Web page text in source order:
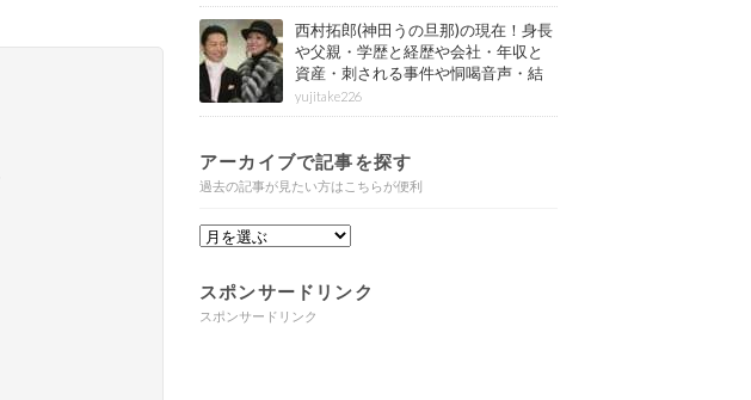
西村拓郎(神田うの旦那)の現在！身長
や父親・学歴と経歴や会社・年収と
資産・刺される事件や恫喝音声・結
婚と子供や自宅・脳梗塞の病気もま
とめ
yujitake226
アーカイブで記事を探す
過去の記事が見たい方はこちらが便利
スポンサードリンク
スポンサードリンク